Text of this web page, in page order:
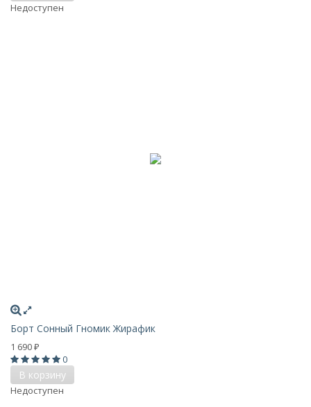
Недоступен
Борт Сонный Гномик Жирафик
1 690 ₽
0
В корзину
Недоступен